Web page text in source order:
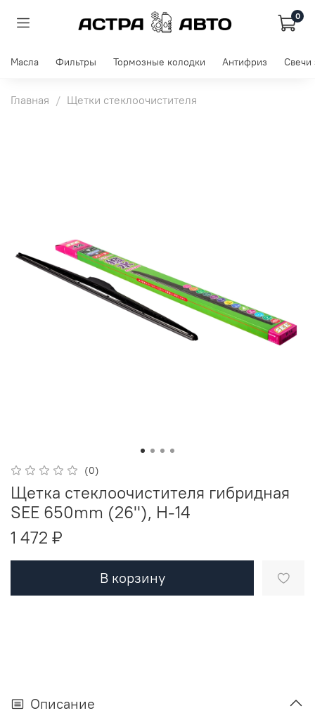
0
Масла Фильтры Тормозные колодки Антифриз Свечи
Главная Щетки стеклоочистителя
(0)
Щетка стеклоочистителя гибридная
SEE 650mm (26''), H-14
1 472 ₽
В корзину
Описание